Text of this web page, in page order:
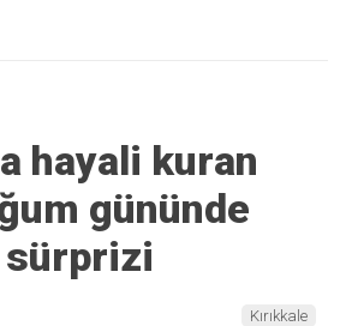
hayali kuran
gününde
Kırıkkale